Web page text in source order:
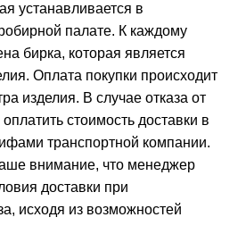
устанавливается в
палате. К каждому
бирка, которая является
Оплата покупки происходит
изделия. В случае отказа от
стоимость доставки в
транспортной компании.
внимание, что менеджер
доставки при
исходя из возможностей